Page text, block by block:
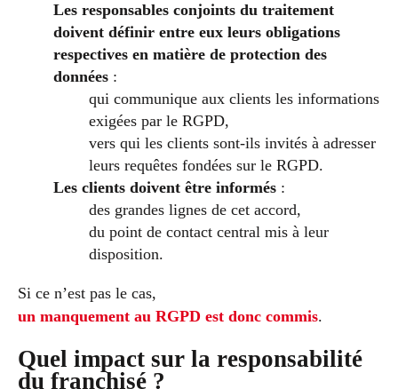
Les responsables conjoints du traitement
doivent définir entre eux leurs obligations
respectives en matière de protection des
données :
qui communique aux clients les informations
exigées par le RGPD,
vers qui les clients sont-ils invités à adresser
leurs requêtes fondées sur le RGPD.
Les clients doivent être informés :
des grandes lignes de cet accord,
du point de contact central mis à leur
disposition.
Si ce n’est pas le cas,
un manquement au RGPD est donc commis.
Quel impact sur la responsabilité
du franchisé ?